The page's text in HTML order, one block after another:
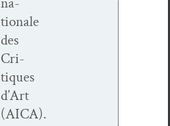
tionale
des
Cri­
tiques
d’Art
(AICA).